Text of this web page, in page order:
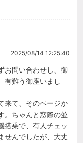
2025/08/14 12:25:40
お問い合わせし、御
有難う御座いまし
来て、そのページか
。ちゃんと窓際の並
搭乗で、有人チェッ
せんでしたが、大丈